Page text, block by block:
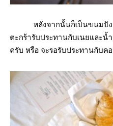
หลังจากนั้นก็เป็นขนมปัง แ
ตะกร้ารับประทานกับเนยและน้
ครับ หรือ จะรอรับประทานกับค